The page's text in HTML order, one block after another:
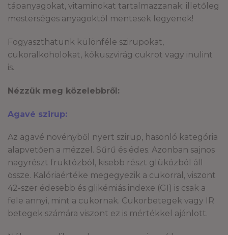
tápanyagokat, vitaminokat tartalmazzanak; illetőleg
mesterséges anyagoktól mentesek legyenek!
Fogyaszthatunk különféle szirupokat,
cukoralkoholokat, kókuszvirág cukrot vagy inulint
is.
Nézzük meg közelebbről:
Agavé szirup:
Az agavé növényből nyert szirup, hasonló kategória
alapvetően a mézzel. Sűrű és édes. Azonban sajnos
nagyrészt fruktózból, kisebb részt glükózból áll
össze. Kalóriaértéke megegyezik a cukorral, viszont
42-szer édesebb és glikémiás indexe (GI) is csak a
fele annyi, mint a cukornak. Cukorbetegek vagy IR
betegek számára viszont ez is mértékkel ajánlott.